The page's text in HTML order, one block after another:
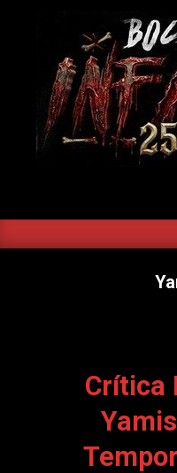
DO
INFERNO
Navigation
Crítica